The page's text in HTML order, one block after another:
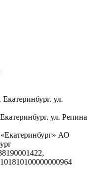
ул.
ул. Репина
АО